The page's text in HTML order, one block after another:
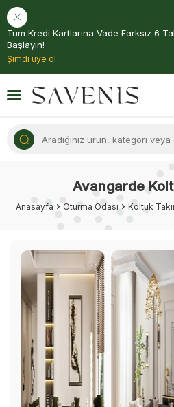
Tüm Kredi Kartlarına Vade Farksız 6
Başlayın!
Şimdi üye ol
Avangarde
Anasayfa Oturma Odası Koltuk